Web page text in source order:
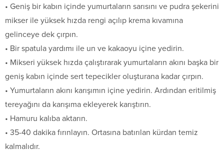
• Geniş bir kabın içinde yumurtaların sarısını ve pudra şekerini
mikser ile yüksek hızda rengi açılıp krema kıvamına
gelinceye dek çırpın.
• Bir spatula yardımı ile un ve kakaoyu içine yedirin.
• Mikseri yüksek hızda çalıştırarak yumurtaların akını başka bir
geniş kabın içinde sert tepecikler oluşturana kadar çırpın.
• Yumurtaların akını karışımın içine yedirin. Ardından eritilmiş
tereyağını da karışıma ekleyerek karıştırın.
• Hamuru kalıba aktarın.
• 35-40 dakika fırınlayın. Ortasına batırılan kürdan temiz
kalmalıdır.